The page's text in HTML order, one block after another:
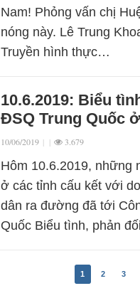
Nam! Phỏng vấn chị
nóng này. Lê Trung
Truyền hình thực…
10.6.2019: Biểu
ĐSQ Trung Quốc
10/06/2019 | | 3.679
Hôm 10.6.2019, những
ở các tỉnh cấu kết với
dân ra đường đã tới
Quốc Biểu tình, phản
1 2 3